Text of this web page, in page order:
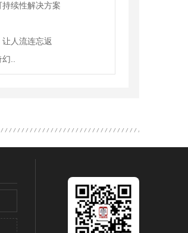
续性解决方案
人流连忘返
..